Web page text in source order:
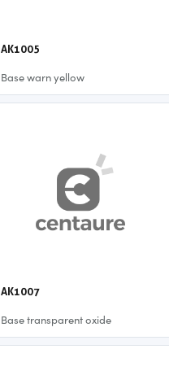
AK1005
Base warn yellow
AK1007
Base transparent oxide